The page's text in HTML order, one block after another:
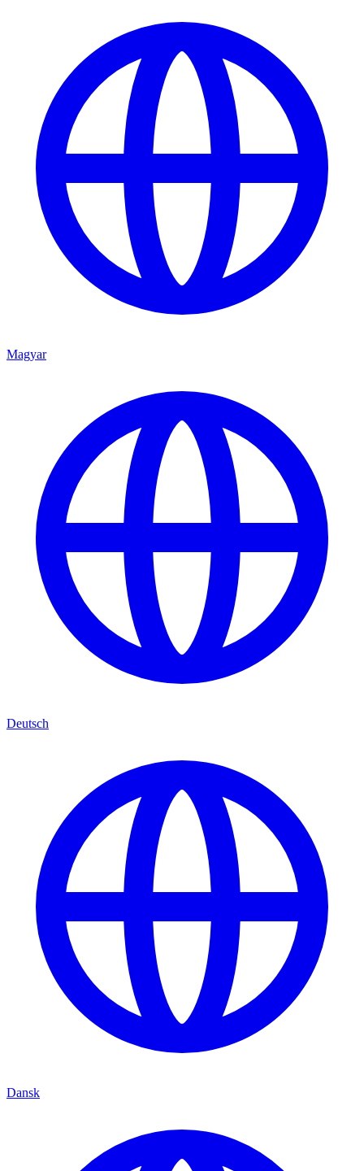
Magyar
Deutsch
Dansk